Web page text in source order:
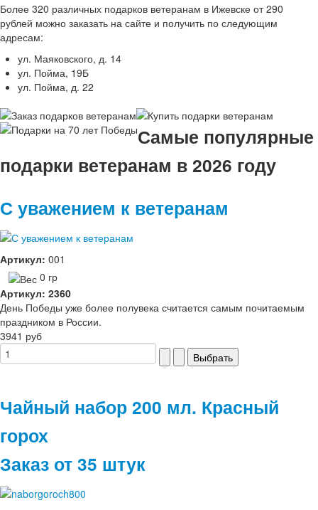
Более 320 различных подарков ветеранам в Ижевске от 290
рублей можно заказать на сайте и получить по следующим
адресам:
ул. Маяковского, д. 14
ул. Пойма, 19Б
ул. Пойма, д. 22
Самые популярные
подарки ветеранам в 2026 году
С уважением к ветеранам
Артикул: 001
0 гр
Артикул: 2360
День Победы уже более полувека считается самым почитаемым
праздником в России.
3941 руб
Чайный набор 200 мл. Красный
горох
Заказ от 35 штук